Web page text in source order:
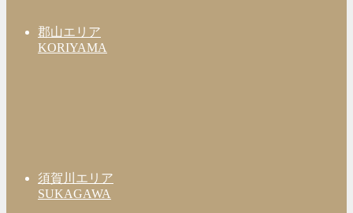
郡山エリア
KORIYAMA
須賀川エリア
SUKAGAWA